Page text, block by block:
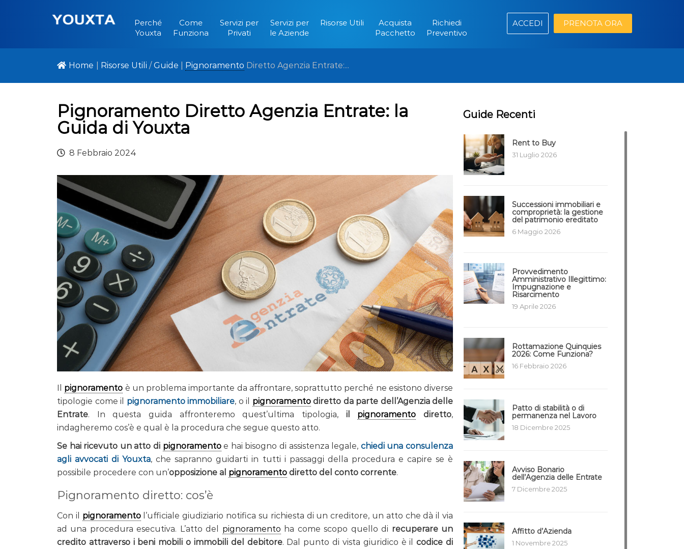
Perché
Youxta
Come
Funziona
Servizi per
Privati
Servizi per
le Aziende
Risorse Utili
Acquista
Pacchetto
Richiedi
Preventivo
ACCEDI PRENOTA ORA
Home Risorse Utili / Guide Pignoramento Diretto Agenzia Entrate:...
Pignoramento Diretto Agenzia Entrate: la
Guida di Youxta
8 Febbraio 2024
Il pignoramento è un problema importante da affrontare, soprattutto perché ne esistono diverse
tipologie come il pignoramento immobiliare, o il pignoramentodiretto da parte dell’Agenzia delle
Entrate. In questa guida affronteremo quest’ultima tipologia, il pignoramento diretto,
indagheremo cos’è e qual è la procedura che segue questo atto.
Se hai ricevuto un atto di pignoramentoe hai bisogno di assistenza legale, chiedi una consulenza
agli avvocati di Youxta, che sapranno guidarti in tutti i passaggi della procedura e capire se è
possibile procedere con un’opposizione al pignoramento diretto del conto corrente.
Pignoramento diretto: cos’è
Con il pignoramentol’ufficiale giudiziario notifica su richiesta di un creditore, un atto che dà il via
ad una procedura esecutiva. L’atto del pignoramento ha come scopo quello di recuperare un
credito attraverso i beni mobili o immobili del debitore. Dal punto di vista giuridico è ilcodice di
Guide Recenti
Rent to Buy
31 Luglio 2026
Successioni immobiliari e
comproprietà: la gestione
del patrimonio ereditato
6 Maggio 2026
Provvedimento
Amministrativo Illegittimo:
Impugnazione e
Risarcimento
19 Aprile 2026
Rottamazione Quinquies
2026: Come Funziona?
16 Febbraio 2026
Patto di stabilità o di
permanenza nel Lavoro
18 Dicembre 2025
Avviso Bonario
dell’Agenzia delle Entrate
7 Dicembre 2025
Affitto d’Azienda
1 Novembre 2025